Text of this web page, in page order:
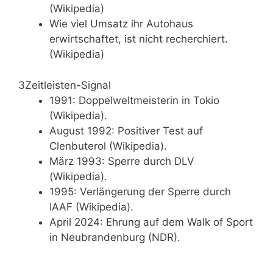
(Wikipedia)
Wie viel Umsatz ihr Autohaus
erwirtschaftet, ist nicht recherchiert.
(Wikipedia)
3Zeitleisten-Signal
1991: Doppelweltmeisterin in Tokio
(Wikipedia).
August 1992: Positiver Test auf
Clenbuterol (Wikipedia).
März 1993: Sperre durch DLV
(Wikipedia).
1995: Verlängerung der Sperre durch
IAAF (Wikipedia).
April 2024: Ehrung auf dem Walk of Sport
in Neubrandenburg (NDR).